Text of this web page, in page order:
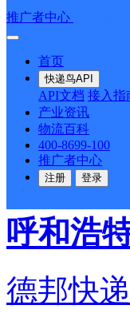
推广者中心
首页
快递鸟API
API文档 接入指
产业资讯
物流百科
400-8699-100
推广者中心
注册 登录
派送范围
呼和浩
德邦快递
派送范
呼和浩
德邦快递